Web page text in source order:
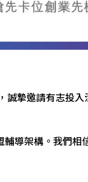
摯邀請有志投入
導架構。我們相